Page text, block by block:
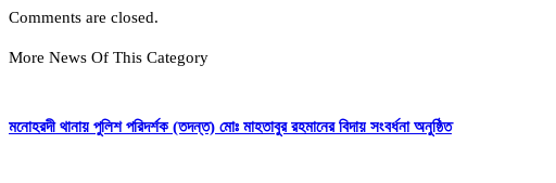
Comments are closed.
More News Of This Category
মনোহরদী থানায় পুলিশ পরিদর্শক (তদন্ত) মোঃ মাহতাবুর রহমানের বিদায় সংবর্ধনা অনুষ্ঠিত